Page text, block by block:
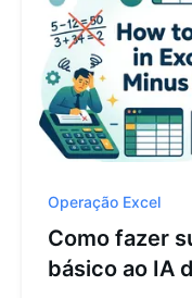
Operação Excel
Como fazer
básico ao IA